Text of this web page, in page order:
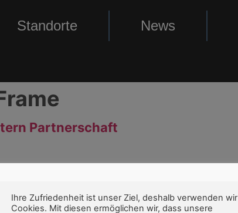
Standorte News
Partnerschaft
Ihre Zufriedenheit ist unser Ziel, deshalb verwenden wir
Cookies. Mit diesen ermöglichen wir, dass unsere